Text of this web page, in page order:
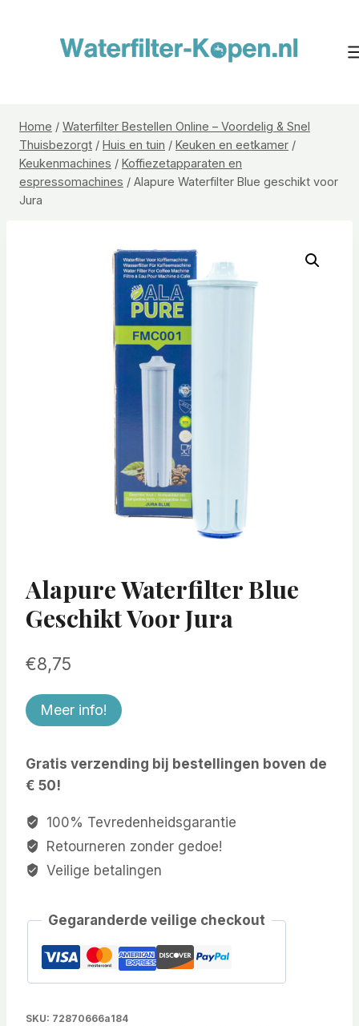
Home / Waterfilter Bestellen Online – Voordelig & Snel
Thuisbezorgt / Huis en tuin / Keuken en eetkamer /
Keukenmachines / Koffiezetapparaten en
espressomachines / Alapure Waterfilter Blue geschikt voor
Jura
Alapure Waterfilter Blue
Geschikt Voor Jura
€8,75
Meer info!
Gratis verzending bij bestellingen boven de
€ 50!
100% Tevredenheidsgarantie
Retourneren zonder gedoe!
Veilige betalingen
Gegaranderde veilige checkout
SKU: 72870666a184